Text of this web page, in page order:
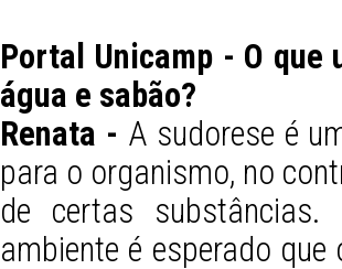
Portal Unicamp - O que
água e sabão?
Renata - A sudorese é
para o organismo, no
de certas substâncias.
ambiente é esperado